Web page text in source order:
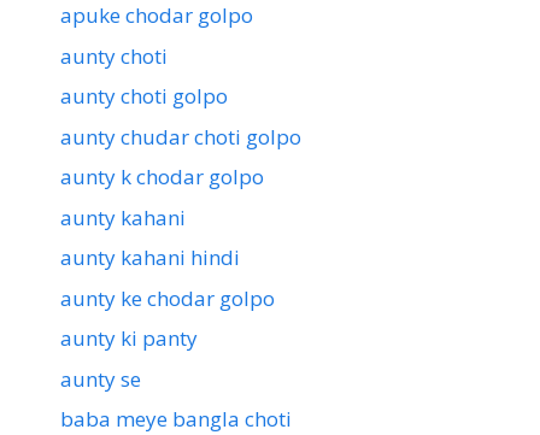
apuke chodar golpo
aunty choti
aunty choti golpo
aunty chudar choti golpo
aunty k chodar golpo
aunty kahani
aunty kahani hindi
aunty ke chodar golpo
aunty ki panty
aunty se
baba meye bangla choti